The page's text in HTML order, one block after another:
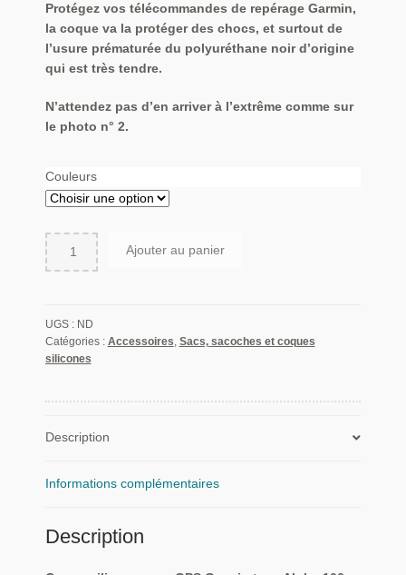
Protégez vos télécommandes de repérage Garmin,
la coque va la protéger des chocs, et surtout de
l’usure prématurée du polyuréthane noir d’origine
qui est très tendre.
N’attendez pas d’en arriver à l’extrême comme sur
le photo n° 2.
Couleurs
quantité
de
pour
GPS
Garmin
Alpha
pour
des
Ajouter au panier
UGS : ND
Catégories : Accessoires, Sacs, sacoches et coques
silicones
Description
Informations complémentaires
Description